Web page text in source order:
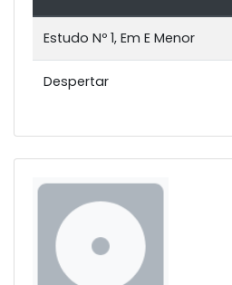
Estudo Nº 1, Em E Menor
Despertar